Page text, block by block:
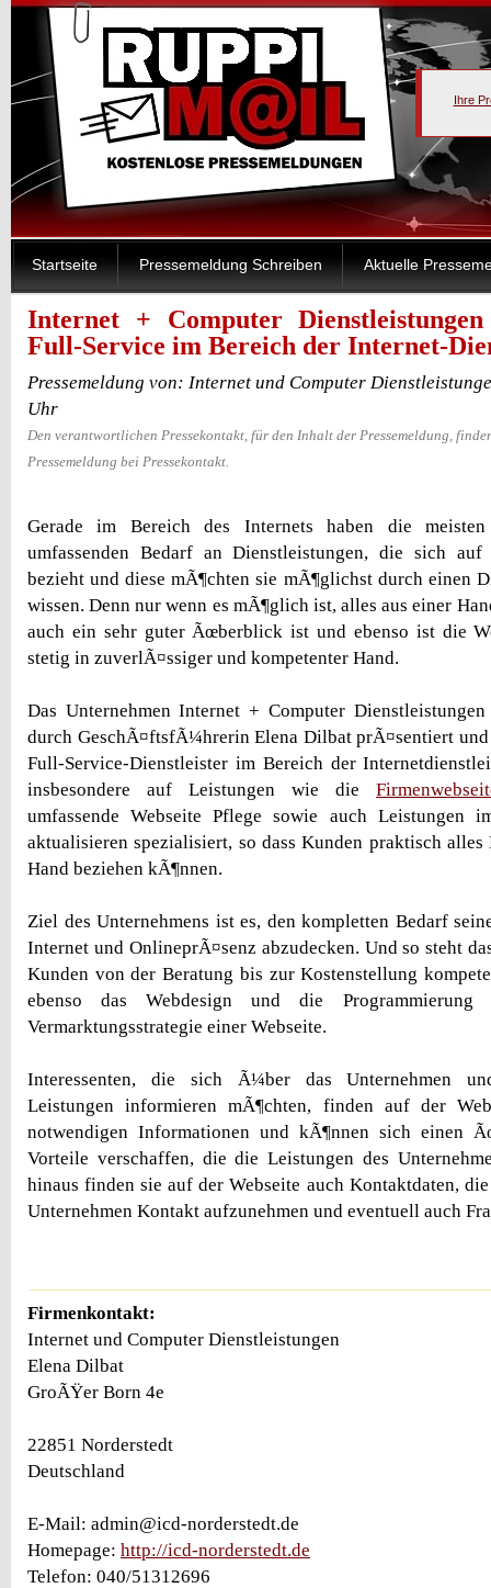
Ihre
Startseite Pressemeldung Schreiben Aktuelle
Internet + Computer
Full-Service im Bereich der Internet-
Pressemeldung von: Internet und Computer
Uhr
Den verantwortlichen Pressekontakt, für den Inhalt der Pressemeldung,
Pressemeldung bei Pressekontakt.
Gerade im Bereich des Internets haben die meisten
umfassenden Bedarf an Dienstleistungen, die sich auf
bezieht und diese mÃ¶chten sie mÃ¶glichst durch einen
wissen. Denn nur wenn es mÃ¶glich ist, alles aus einer
auch ein sehr guter Ãœberblick ist und ebenso ist die
stetig in zuverlÃ¤ssiger und kompetenter Hand.
Das Unternehmen Internet + Computer
durch GeschÃ¤ftsfÃ¼hrerin Elena Dilbat prÃ¤sentiert
Full-Service-Dienstleister im Bereich der
insbesondere auf Leistungen wie die
umfassende Webseite Pflege sowie auch Leistungen
aktualisieren spezialisiert, so dass Kunden praktisch alles
Hand beziehen kÃ¶nnen.
Ziel des Unternehmens ist es, den kompletten Bedarf
Internet und OnlineprÃ¤senz abzudecken. Und so steht
Kunden von der Beratung bis zur Kostenstellung
ebenso das Webdesign und die
Vermarktungsstrategie einer Webseite.
Interessenten, die sich Ã¼ber das Unternehmen
Leistungen informieren mÃ¶chten, finden auf der
notwendigen Informationen und kÃ¶nnen sich einen
Vorteile verschaffen, die die Leistungen des
hinaus finden sie auf der Webseite auch Kontaktdaten,
Unternehmen Kontakt aufzunehmen und eventuell auch
Firmenkontakt:
Internet und Computer Dienstleistungen
Elena Dilbat
GroÃŸer Born 4e
22851 Norderstedt
Deutschland
E-Mail: admin@icd-norderstedt.de
Homepage: http://icd-norderstedt.de
Telefon: 040/51312696